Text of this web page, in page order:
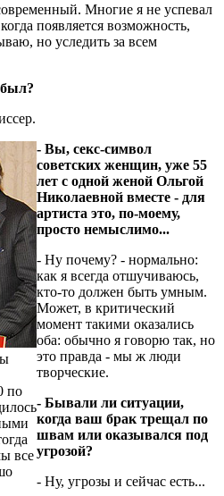
Многие я не успевал
появляется возможность,
но уследить за всем
по
все
- Вы, секс-символ
советских женщин, уже 55
лет с одной женой Ольгой
Николаевной вместе - для
артиста это, по-моему,
просто немыслимо...
- Ну почему? - нормально:
как я всегда отшучиваюсь,
кто-то должен быть умным.
Может, в критический
момент такими оказались
оба: обычно я говорю так, но
это правда - мы ж люди
творческие.
- Бывали ли ситуации,
когда ваш брак трещал по
швам или оказывался под
угрозой?
- Ну, угрозы и сейчас есть...